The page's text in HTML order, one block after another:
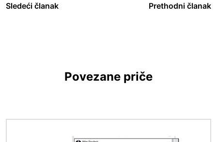
Sledeći članak Prethodni članak
Povezane priče